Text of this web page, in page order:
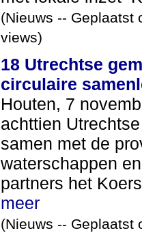
(Nieuws -- Geplaatst
views)
18 Utrechtse
circulaire
Houten, 7
achttien
samen met de
waterschappen
partners het
meer
(Nieuws -- Geplaatst